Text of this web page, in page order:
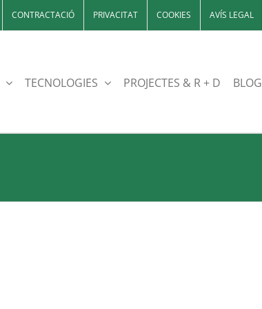
CONTRACTACIÓ PRIVACITAT COOKIES AVÍS LEGAL
TECNOLOGIES PROJECTES & R + D BLOG